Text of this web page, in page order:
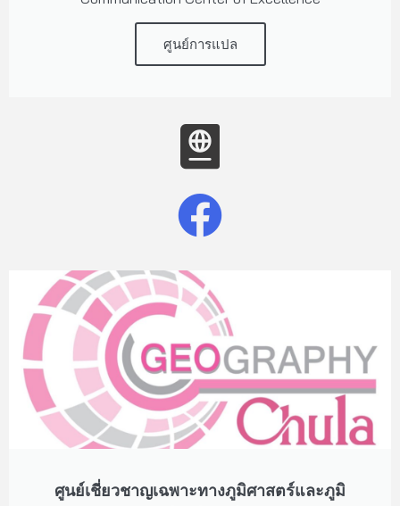
ศูนย์การแปล
ศูนย์เชี่ยวชาญเฉพาะทางภูมิศาสตร์และภูมิ